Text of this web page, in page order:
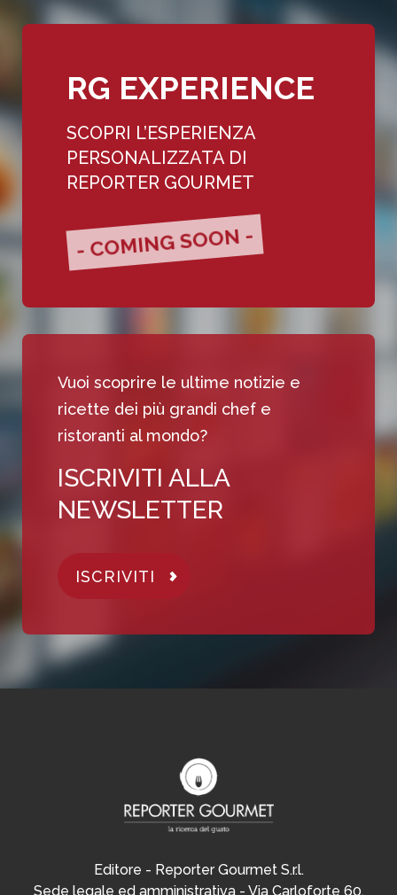
RG EXPERIENCE
SCOPRI L’ESPERIENZA
PERSONALIZZATA DI
REPORTER GOURMET
- COMING SOON -
Vuoi scoprire le ultime notizie e
ricette dei più grandi chef e
ristoranti al mondo?
ISCRIVITI ALLA
NEWSLETTER
ISCRIVITI
Editore - Reporter Gourmet S.r.l.
Sede legale ed amministrativa - Via Carloforte 60,